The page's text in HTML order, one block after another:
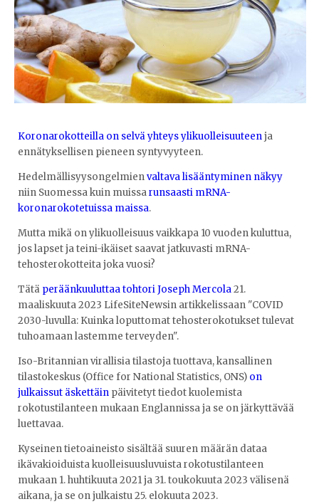
Koronarokotteilla on selvä yhteys ylikuolleisuuteenja
ennätyksellisen pieneen syntyvyyteen.
Hedelmällisyysongelmienvaltava lisääntyminen näkyy
niin Suomessa kuin muissarunsaasti mRNA-
koronarokotetuissa maissa.
Mutta mikä on ylikuolleisuus vaikkapa 10 vuoden kuluttua,
jos lapset ja teini-ikäiset saavat jatkuvasti mRNA-
tehosterokotteita joka vuosi?
Tätä peräänkuuluttaa tohtori Joseph Mercola21.
maaliskuuta 2023 LifeSiteNewsin artikkelissaan "COVID
2030-luvulla: Kuinka loputtomat tehosterokotukset tulevat
tuhoamaan lastemme terveyden".
Iso-Britannian virallisia tilastoja tuottava, kansallinen
tilastokeskus (Office for National Statistics, ONS) on
julkaissut äskettäin päivitetyt tiedot kuolemista
rokotustilanteen mukaan Englannissa ja se on järkyttävää
luettavaa.
Kyseinen tietoaineisto sisältää suuren määrän dataa
ikävakioiduista kuolleisuusluvuista rokotustilanteen
mukaan 1. huhtikuuta 2021 ja 31. toukokuuta 2023 välisenä
aikana, ja se on julkaistu 25. elokuuta 2023.